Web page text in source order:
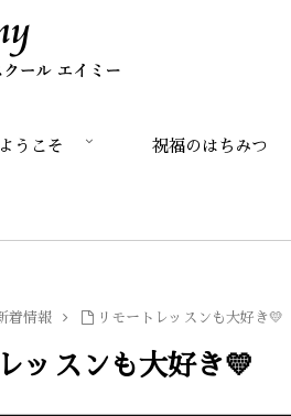
うこそ 祝福のはちみつ
着情報 リモートレッスンも大好き💛
ッスンも大好き💛